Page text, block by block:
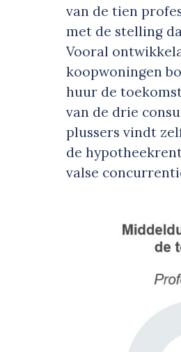
van de tien
met de stelling
Vooral
koopwoningen
huur de
van de drie
plussers vindt
de
valse